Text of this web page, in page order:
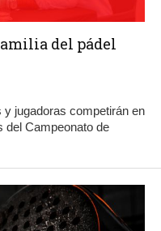
del pádel
y jugadoras competirán en
del Campeonato de